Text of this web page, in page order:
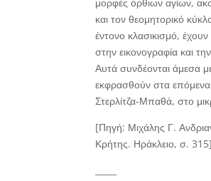
μορφές όρθιων αγίων,
και τον θεομητορικό
έντονο κλασικισμό,
στην εικονογραφία και
Αυτά συνδέονται άμεσα
εκφρασθούν στα επόμενα
Στερλίτζα-Μπαθά, στο
[Πηγή: Μιχάλης Γ.
Κρήτης. Ηράκλειο, σ.